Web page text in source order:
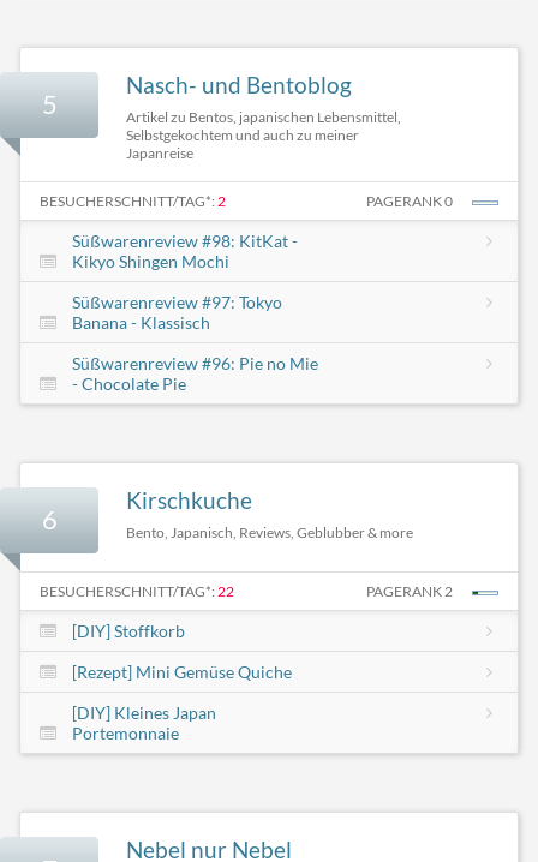
5
Nasch- und Bentoblog
Artikel zu Bentos, japanischen Lebensmittel,
Selbstgekochtem und auch zu meiner
Japanreise
BESUCHERSCHNITT/TAG*: 2 PAGERANK 0
Süßwarenreview #98: KitKat -
Kikyo Shingen Mochi
Süßwarenreview #97: Tokyo
Banana - Klassisch
Süßwarenreview #96: Pie no Mie
- Chocolate Pie
6
Kirschkuche
Bento, Japanisch, Reviews, Geblubber & more
BESUCHERSCHNITT/TAG*: 22 PAGERANK 2
[DIY] Stoffkorb
[Rezept] Mini Gemüse Quiche
[DIY] Kleines Japan
Portemonnaie
Nebel nur Nebel